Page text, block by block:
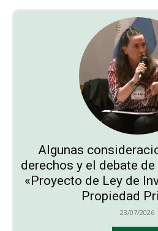
Algunas
derechos y el debate
«Proyecto de Ley de
Propiedad
23/07/2026